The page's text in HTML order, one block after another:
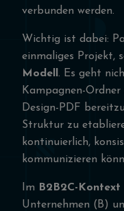
verbunden werden.
Wichtig ist dabei:
einmaliges Projekt,
Modell . Es geht
Kampagnen-
Design-PDF
Struktur zu
kontinuierlich,
kommunizieren
Im B2B2C-Kontext
Unternehmen (B)